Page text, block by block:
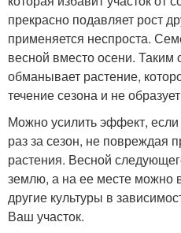
прекрасно подавляет рост
применяется неспроста.
весной вместо осени. Таким
обманывает растение,
течение сезона и не
Можно усилить эффект,
раз за сезон, не повреждая
растения. Весной
землю, а на ее месте можно
другие культуры в
Ваш участок.